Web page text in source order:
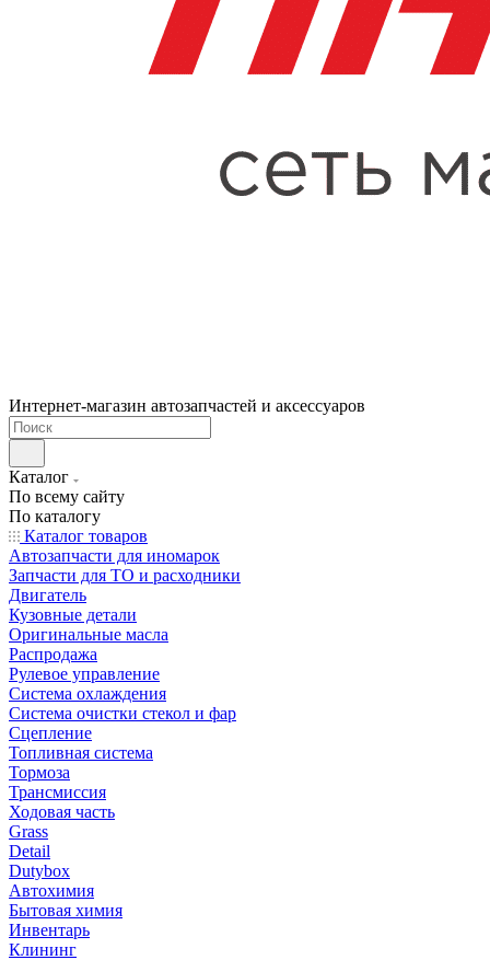
Интернет-магазин автозапчастей и аксессуаров
Каталог
По всему сайту
По каталогу
Каталог товаров
Автозапчасти для иномарок
Запчасти для ТО и расходники
Двигатель
Кузовные детали
Оригинальные масла
Распродажа
Рулевое управление
Система охлаждения
Система очистки стекол и фар
Сцепление
Топливная система
Тормоза
Трансмиссия
Ходовая часть
Grass
Detail
Dutybox
Автохимия
Бытовая химия
Инвентарь
Клининг